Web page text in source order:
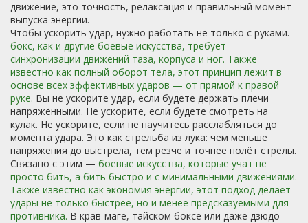
движение, это точность, релаксация и правильный момент
выпуска энергии.
Чтобы ускорить удар, нужно работать не только с руками.
бокс, как и другие боевые искусства, требует
синхронизации движений таза, корпуса и ног. Также
известно как полный оборот тела, этот принцип лежит в
основе всех эффективных ударов — от прямой к правой
руке. Вы не ускорите удар, если будете держать плечи
напряжёнными. Не ускорите, если будете смотреть на
кулак. Не ускорите, если не научитесь расслабляться до
момента удара. Это как стрельба из лука: чем меньше
напряжения до выстрела, тем резче и точнее полёт стрелы.
Связано с этим — боевые искусства, которые учат не
просто бить, а бить быстро и с минимальными движениями.
Также известно как экономия энергии, этот подход делает
удары не только быстрее, но и менее предсказуемыми для
противника. В крав-маге, тайском боксе или даже дзюдо —